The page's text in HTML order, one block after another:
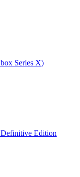
Series X)
Edition